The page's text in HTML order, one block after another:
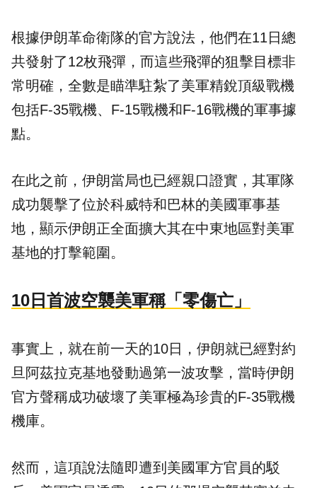
根據伊朗革命衛隊的官方說法，他們在11日總
共發射了12枚飛彈，而這些飛彈的狙擊目標非
常明確，全數是瞄準駐紮了美軍精銳頂級戰機
包括F-35戰機、F-15戰機和F-16戰機的軍事據
點。
在此之前，伊朗當局也已經親口證實，其軍隊
成功襲擊了位於科威特和巴林的美國軍事基
地，顯示伊朗正全面擴大其在中東地區對美軍
基地的打擊範圍。
10日首波空襲美軍稱「零傷亡」
事實上，就在前一天的10日，伊朗就已經對約
旦阿茲拉克基地發動過第一波攻擊，當時伊朗
官方聲稱成功破壞了美軍極為珍貴的F-35戰機
機庫。
然而，這項說法隨即遭到美國軍方官員的駁